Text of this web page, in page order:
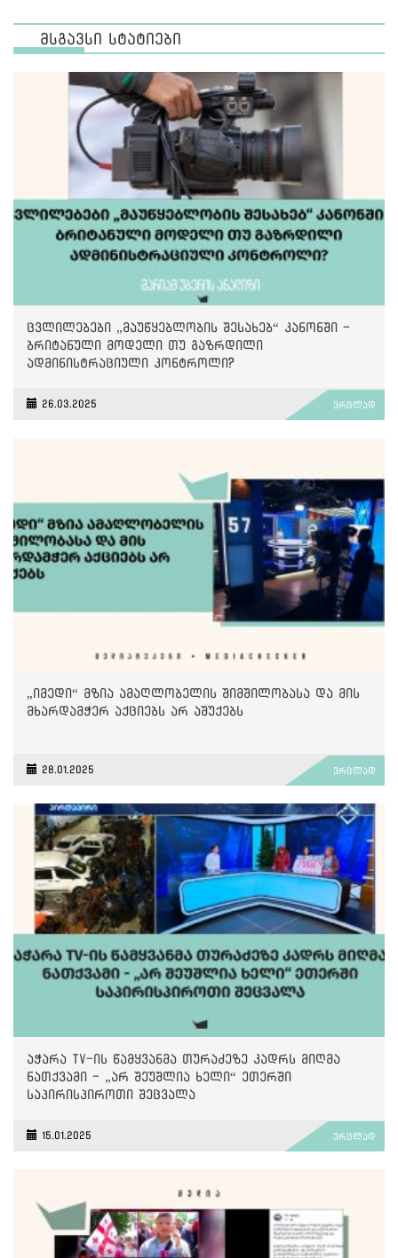
მსგავსი სტატიები
ცვლილებები „მაუწყებლობის შესახებ“ კანონში -
ბრიტანული მოდელი თუ გაზრდილი
ადმინისტრაციული კონტროლი?
26.03.2025 ვრცლად
„იმედი“ მზია ამაღლობელის შიმშილობასა და მის
მხარდამჭერ აქციებს არ აშუქებს
28.01.2025 ვრცლად
აჭარა TV-ის წამყვანმა თურაძეზე კადრს მიღმა
ნათქვამი - „არ შეუშლია ხელი“ ეთერში
საპირისპიროთი შეცვალა
15.01.2025 ვრცლად